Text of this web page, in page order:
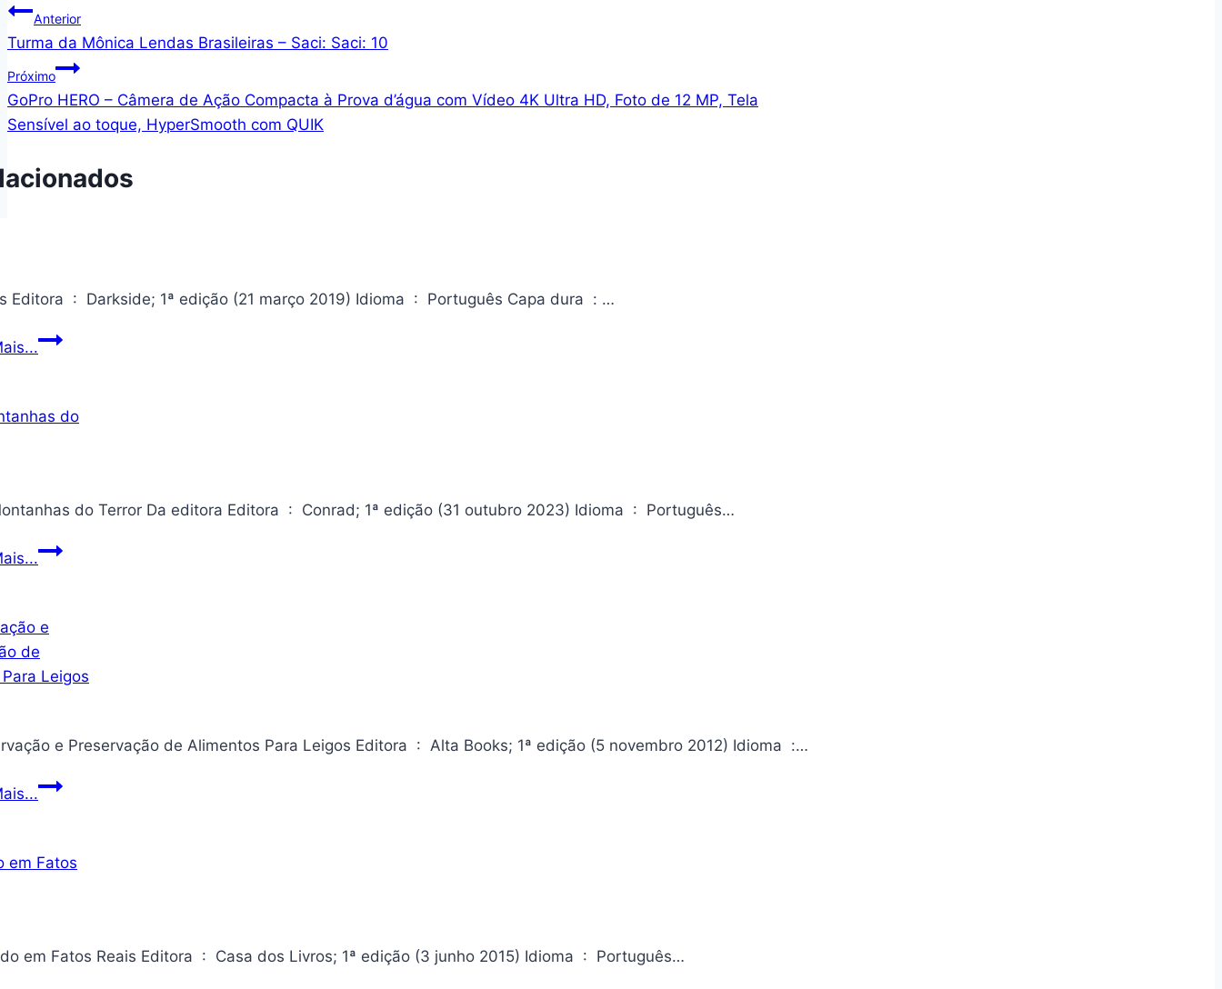
Navegação
de
Post
Anterior
Turma da Mônica Lendas Brasileiras – Saci: Saci: 10
Próximo
GoPro HERO – Câmera de Ação Compacta à Prova d’água com Vídeo 4K Ultra HD, Foto de 12 MP, Tela
Sensível ao toque, HyperSmooth com QUIK
Francis Editora ‏ : ‎ Darkside; 1ª edição (21 março 2019) Idioma ‏ : ‎ Português Capa dura ‏ : ‎…
Francis
Nas Montanhas do Terror Da editora Editora ‏ : ‎ Conrad; 1ª edição (31 outubro 2023) Idioma ‏ : ‎ Português…
Nas
Terror
Conservação e Preservação de Alimentos Para Leigos Editora ‏ : ‎ Alta Books; 1ª edição (5 novembro 2012) Idioma ‏ :…
Conservação
de
Baseado em Fatos Reais Editora ‏ : ‎ Casa dos Livros; 1ª edição (3 junho 2015) Idioma ‏ : ‎ Português…